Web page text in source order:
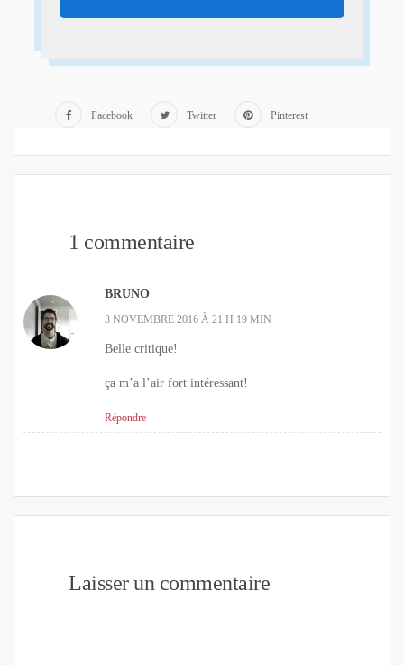
Facebook Twitter Pinterest
1 commentaire
BRUNO
3 NOVEMBRE 2016 À 21 H 19 MIN
Belle critique!
ça m’a l’air fort intéressant!
Répondre
Laisser un commentaire